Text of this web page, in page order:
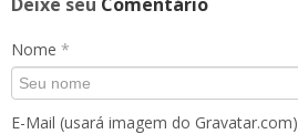
Nome *
E-Mail (usará imagem do Gravatar.com)